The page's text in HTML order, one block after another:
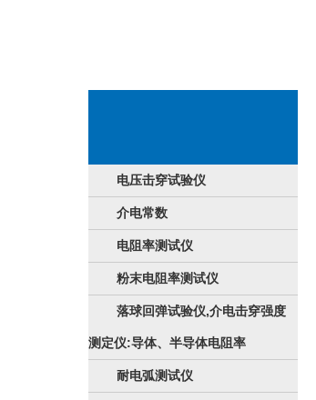
电压击穿试验仪
介电常数
电阻率测试仪
粉末电阻率测试仪
落球回弹试验仪,介电击穿强度
测定仪:导体、半导体电阻率
耐电弧测试仪